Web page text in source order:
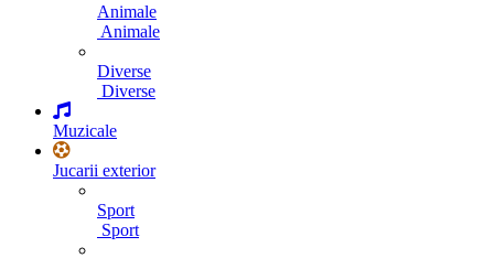
Animale
Animale
Diverse
Diverse
Muzicale
Jucarii exterior
Sport
Sport